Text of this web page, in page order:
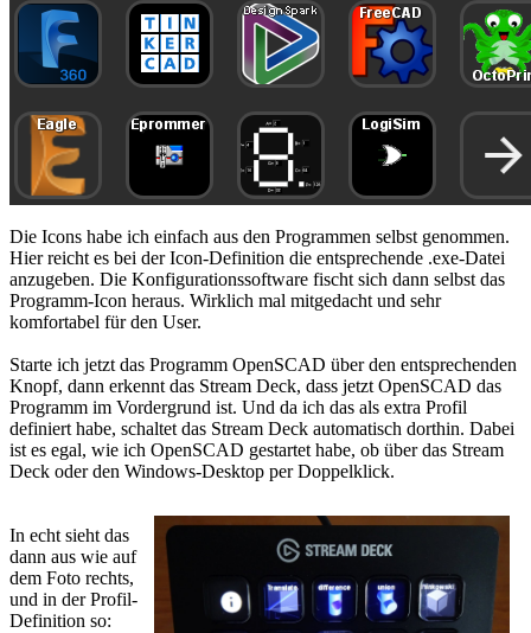
Die Icons habe ich einfach aus den Programmen selbst genommen.
Hier reicht es bei der Icon-Definition die entsprechende .exe-Datei
anzugeben. Die Konfigurationssoftware fischt sich dann selbst das
Programm-Icon heraus. Wirklich mal mitgedacht und sehr
komfortabel für den User.
Starte ich jetzt das Programm OpenSCAD über den entsprechenden
Knopf, dann erkennt das Stream Deck, dass jetzt OpenSCAD das
Programm im Vordergrund ist. Und da ich das als extra Profil
definiert habe, schaltet das Stream Deck automatisch dorthin. Dabei
ist es egal, wie ich OpenSCAD gestartet habe, ob über das Stream
Deck oder den Windows-Desktop per Doppelklick.
In echt sieht das
dann aus wie auf
dem Foto rechts,
und in der Profil-
Definition so: